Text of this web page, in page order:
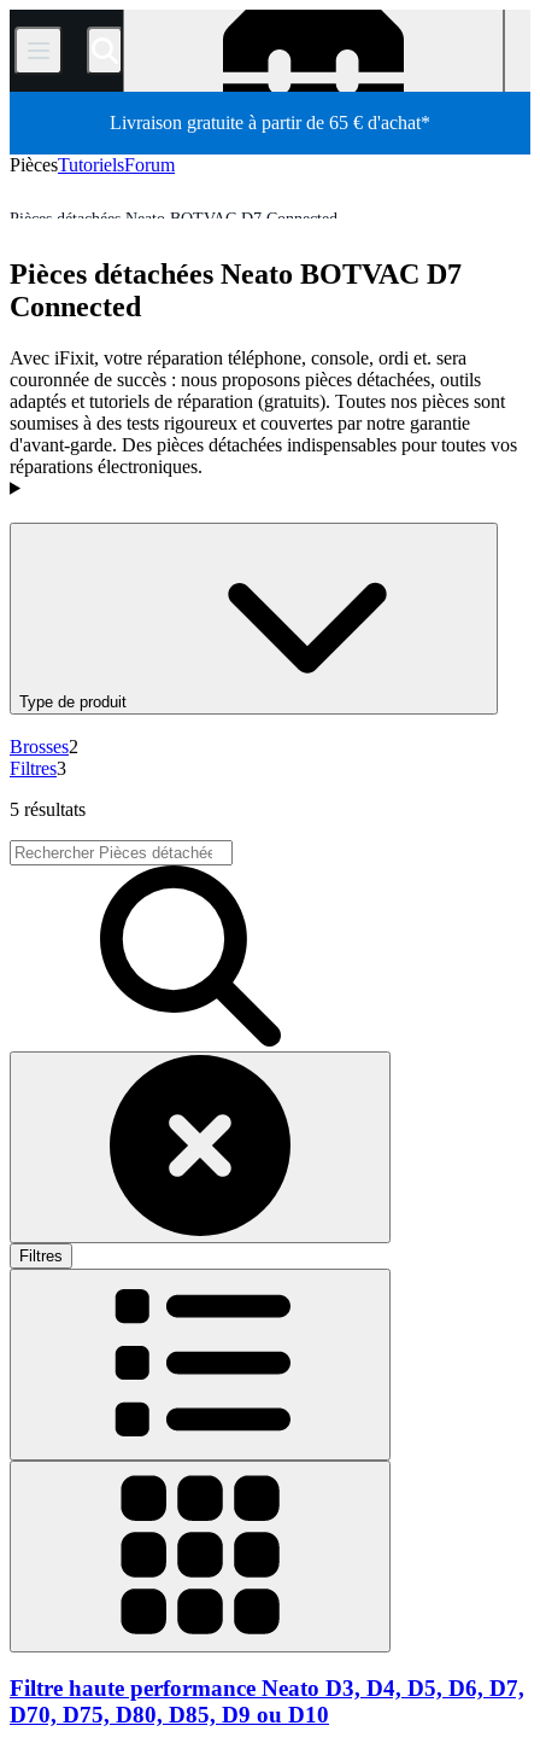
/
Livraison gratuite à partir de 65 € d'achat*
PiècesTutorielsForum
Pièces détachées Neato BOTVAC D7 Connected
Électroménager
Pièces détachées
Boutique
Pièces détachées Neato BOTVAC D7
Connected
Avec iFixit, votre réparation téléphone, console, ordi et. sera
couronnée de succès : nous proposons pièces détachées, outils
adaptés et tutoriels de réparation (gratuits). Toutes nos pièces sont
soumises à des tests rigoureux et couvertes par notre garantie
d'avant-garde. Des pièces détachées indispensables pour toutes vos
réparations électroniques.
Produits
Type de produit
Brosses2
Filtres3
5 résultats
Filtres
Filtre haute performance Neato D3, D4, D5, D6, D7,
D70, D75, D80, D85, D9 ou D10